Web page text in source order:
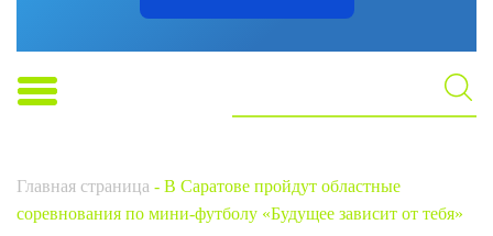
Главная страница - В Саратове пройдут областные
соревнования по мини-футболу «Будущее зависит от тебя»